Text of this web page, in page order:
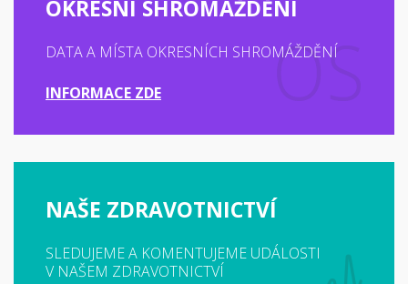
OKRESNÍ SHROMÁŽDĚNÍ
DATA A MÍSTA OKRESNÍCH SHROMÁŽDĚNÍ
INFORMACE ZDE
NAŠE ZDRAVOTNICTVÍ
SLEDUJEME A KOMENTUJEME UDÁLOSTI
V NAŠEM ZDRAVOTNICTVÍ